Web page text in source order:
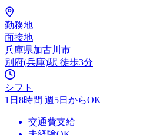
勤務地
面接地
兵庫県加古川市
別府(兵庫)駅 徒歩3分
シフト
1日8時間 週5日からOK
交通費支給